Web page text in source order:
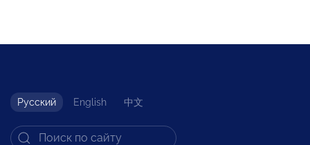
Русский English 中文